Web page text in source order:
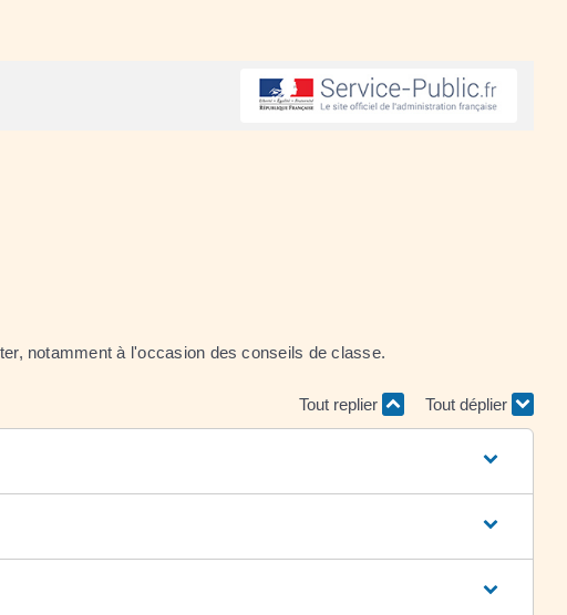
notamment à l'occasion des conseils de classe.
Tout replier Tout déplier